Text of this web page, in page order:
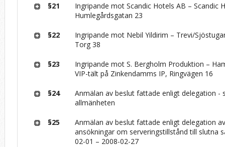
§21
Ingripande mot Scandic Hotels AB – Scandic
Humlegårdsgatan 23
§22
Ingripande mot Nebil Yildirim – Trevi/
Torg 38
§23
Ingripande mot S. Bergholm Produktion –
VIP-tält på Zinkendamms IP, Ringvägen 16
§24
Anmälan av beslut fattade enligt delegation -
allmänheten
§25
Anmälan av beslut fattade enligt delegation
ansökningar om serveringstillstånd till slutna
02-01 – 2008-02-27